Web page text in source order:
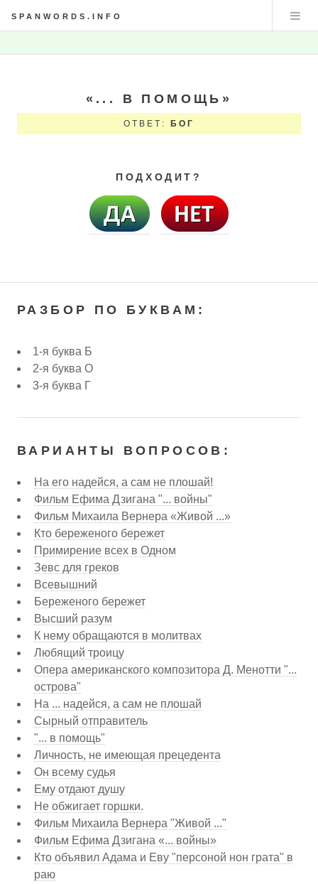
SPANWORDS.INFO
«... В ПОМОЩЬ»
ОТВЕТ: БОГ
ПОДХОДИТ?
РАЗБОР ПО БУКВАМ:
1-я буква Б
2-я буква О
3-я буква Г
ВАРИАНТЫ ВОПРОСОВ:
На его надейся, а сам не плошай!
Фильм Ефима Дзигана "... войны"
Фильм Михаила Вернера «Живой ...»
Кто береженого бережет
Примирение всех в Одном
Зевс для греков
Всевышний
Береженого бережет
Высший разум
К нему обращаются в молитвах
Любящий троицу
Опера американского композитора Д. Менотти "...
острова"
На ... надейся, а сам не плошай
Сырный отправитель
"... в помощь"
Личность, не имеющая прецедента
Он всему судья
Ему отдают душу
Не обжигает горшки.
Фильм Михаила Вернера "Живой ..."
Фильм Ефима Дзигана «... войны»
Кто объявил Адама и Еву "персоной нон грата" в
раю